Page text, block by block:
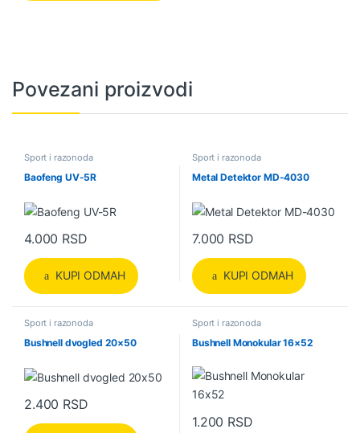
Povezani proizvodi
Sport i razonoda
Baofeng UV-5R
4.000 RSD
KUPI ODMAH
Sport i razonoda
Metal Detektor MD-4030
7.000 RSD
KUPI ODMAH
Sport i razonoda
Bushnell dvogled 20×50
2.400 RSD
Sport i razonoda
Bushnell Monokular 16×52
1.200 RSD